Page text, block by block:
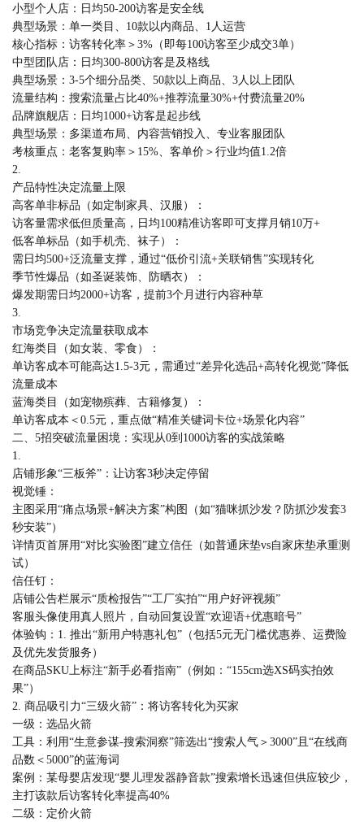
小型个人店：日均50-200访客是安全线
典型场景：单一类目、10款以内商品、1人运营
核心指标：访客转化率＞3%（即每100访客至少成交3单）
中型团队店：日均300-800访客是及格线
典型场景：3-5个细分品类、50款以上商品、3人以上团队
流量结构：搜索流量占比40%+推荐流量30%+付费流量20%
品牌旗舰店：日均1000+访客是起步线
典型场景：多渠道布局、内容营销投入、专业客服团队
考核重点：老客复购率＞15%、客单价＞行业均值1.2倍
2.
产品特性决定流量上限
高客单非标品（如定制家具、汉服）：
访客量需求低但质量高，日均100精准访客即可支撑月销10万+
低客单标品（如手机壳、袜子）：
需日均500+泛流量支撑，通过“低价引流+关联销售”实现转化
季节性爆品（如圣诞装饰、防晒衣）：
爆发期需日均2000+访客，提前3个月进行内容种草
3.
市场竞争决定流量获取成本
红海类目（如女装、零食）：
单访客成本可能高达1.5-3元，需通过“差异化选品+高转化视觉”降低
流量成本
蓝海类目（如宠物殡葬、古籍修复）：
单访客成本＜0.5元，重点做“精准关键词卡位+场景化内容”
二、5招突破流量困境：实现从0到1000访客的实战策略
1.
店铺形象“三板斧”：让访客3秒决定停留
视觉锤：
主图采用“痛点场景+解决方案”构图（如“猫咪抓沙发？防抓沙发套3
秒安装”）
详情页首屏用“对比实验图”建立信任（如普通床垫vs自家床垫承重测
试）
信任钉：
店铺公告栏展示“质检报告”“工厂实拍”“用户好评视频”
客服头像使用真人照片，自动回复设置“欢迎语+优惠暗号”
体验钩：1. 推出“新用户特惠礼包”（包括5元无门槛优惠券、运费险
及优先发货服务）
在商品SKU上标注“新手必看指南”（例如：“155cm选XS码实拍效
果”）
2. 商品吸引力“三级火箭”：将访客转化为买家
一级：选品火箭
工具：利用“生意参谋-搜索洞察”筛选出“搜索人气＞3000”且“在线商
品数＜5000”的蓝海词
案例：某母婴店发现“婴儿理发器静音款”搜索增长迅速但供应较少，
主打该款后访客转化率提高40%
二级：定价火箭